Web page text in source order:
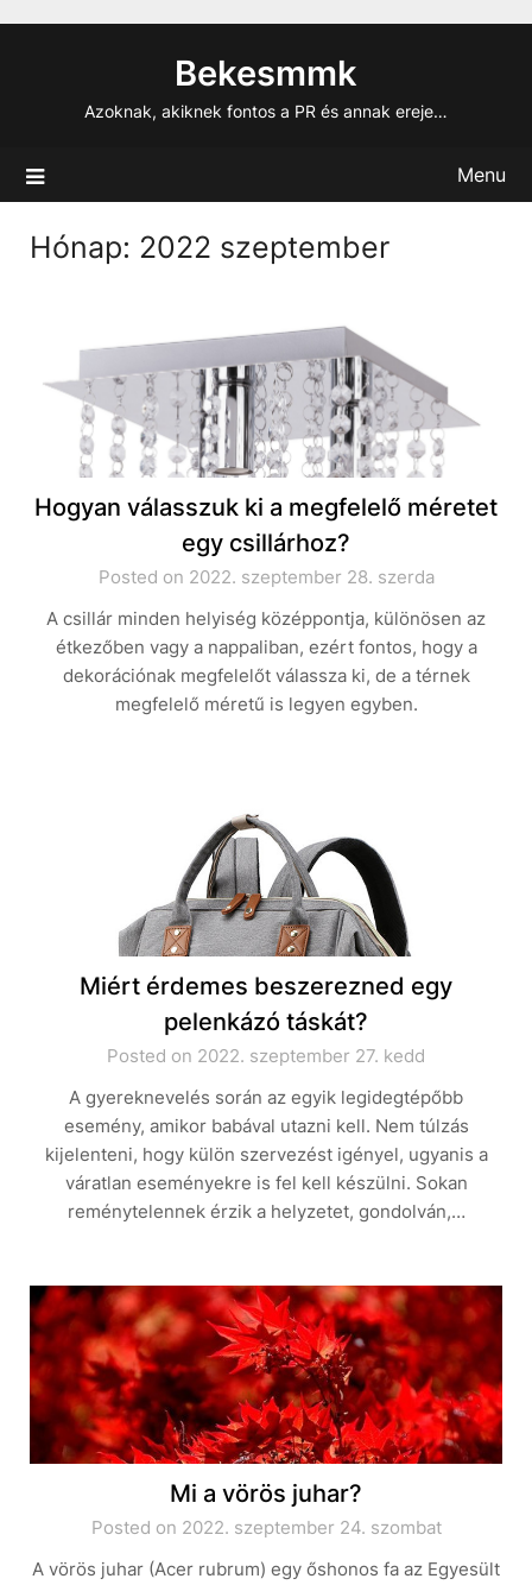
Bekesmmk
Azoknak, akiknek fontos a PR és annak ereje…
Menu
Hónap: 2022 szeptember
Hogyan válasszuk ki a megfelelő méretet
egy csillárhoz?
Posted on 2022. szeptember 28. szerda
A csillár minden helyiség középpontja, különösen az
étkezőben vagy a nappaliban, ezért fontos, hogy a
dekorációnak megfelelőt válassza ki, de a térnek
megfelelő méretű is legyen egyben.
Miért érdemes beszerezned egy
pelenkázó táskát?
Posted on 2022. szeptember 27. kedd
A gyereknevelés során az egyik legidegtépőbb
esemény, amikor babával utazni kell. Nem túlzás
kijelenteni, hogy külön szervezést igényel, ugyanis a
váratlan eseményekre is fel kell készülni. Sokan
reménytelennek érzik a helyzetet, gondolván,…
Mi a vörös juhar?
Posted on 2022. szeptember 24. szombat
A vörös juhar (Acer rubrum) egy őshonos fa az Egyesült